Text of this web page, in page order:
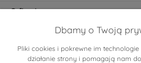
O firmie
Certyfikaty
Dbamy o Twoją
Pliki cookies i pokrewne im
działanie strony i pomagają nam